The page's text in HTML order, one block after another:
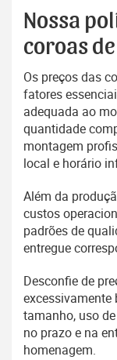
Nossa
coroas
Os preços das
fatores
adequada ao
quantidade
montagem
local e horário
Além da
custos
padrões de
entregue
Desconfie de
excessivamente
tamanho, uso
no prazo e na
homenagem.